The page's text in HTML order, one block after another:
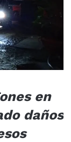
en
daños